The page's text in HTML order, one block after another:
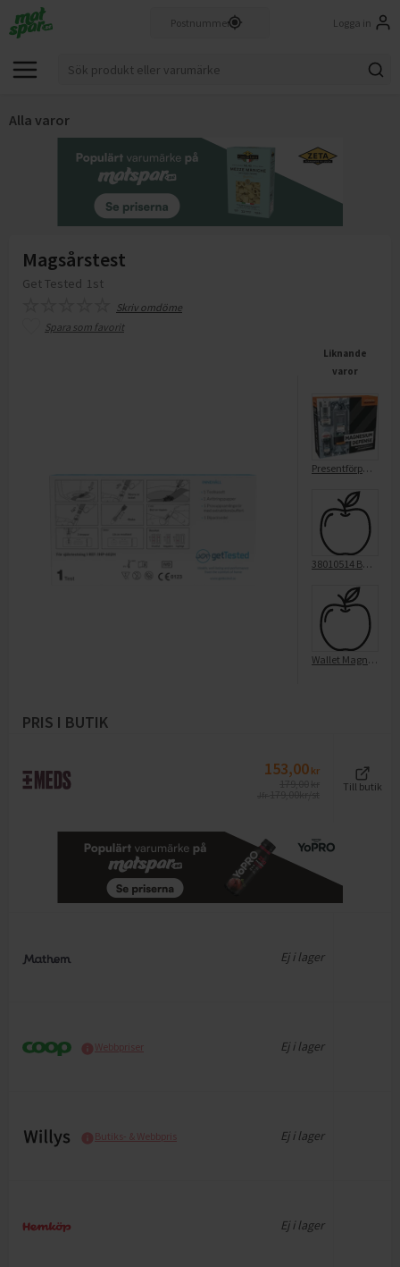
Logga in
Alla varor
Magsårstest
Get Tested 1st
Skriv omdöme
Spara som favorit
Liknande
varor
Presentförpackning Men Expert Magnesium Defense
38010514 Bäst i Test Kortspel
Wallet Magnet Galaxy S25 - Black
PRIS I BUTIK
153,00 kr
Till butik
Ej i lager
Webbpriser Ej i lager
Butiks- & Webbpris Ej i lager
Ej i lager